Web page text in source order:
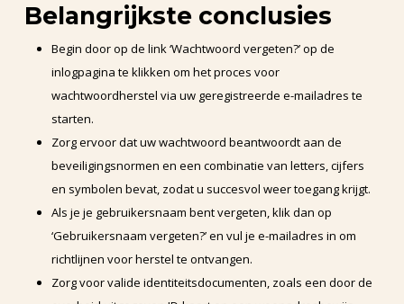
Belangrijkste conclusies
Begin door op de link ‘Wachtwoord vergeten?’ op de
inlogpagina te klikken om het proces voor
wachtwoordherstel via uw geregistreerde e-mailadres te
starten.
Zorg ervoor dat uw wachtwoord beantwoordt aan de
beveiligingsnormen en een combinatie van letters, cijfers
en symbolen bevat, zodat u succesvol weer toegang krijgt.
Als je je gebruikersnaam bent vergeten, klik dan op
‘Gebruikersnaam vergeten?’ en vul je e-mailadres in om
richtlijnen voor herstel te ontvangen.
Zorg voor valide identiteitsdocumenten, zoals een door de